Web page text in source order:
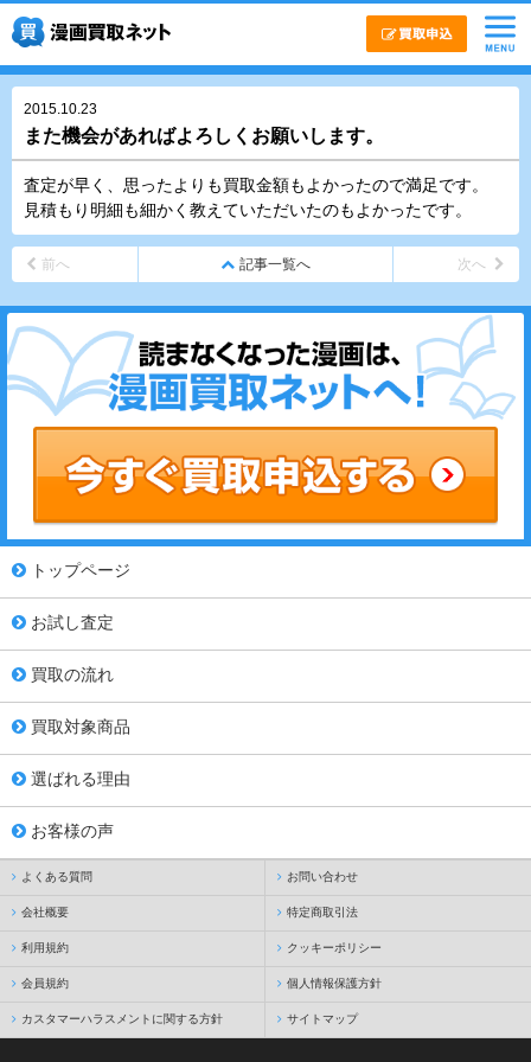
2015.10.23
また機会があればよろしくお願いします。
査定が早く、思ったよりも買取金額もよかったので満足です。
見積もり明細も細かく教えていただいたのもよかったです。
前へ 記事一覧へ 次へ
トップページ
お試し査定
買取の流れ
買取対象商品
選ばれる理由
お客様の声
よくある質問 お問い合わせ
会社概要 特定商取引法
利用規約 クッキーポリシー
会員規約 個人情報保護方針
カスタマーハラスメントに関する方針 サイトマップ